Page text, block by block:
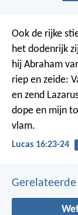
Ook de rijke
het dodenrijk
hij Abraham
riep en zeide:
en zend
dope en mijn
vlam.
Lucas 16:23-24